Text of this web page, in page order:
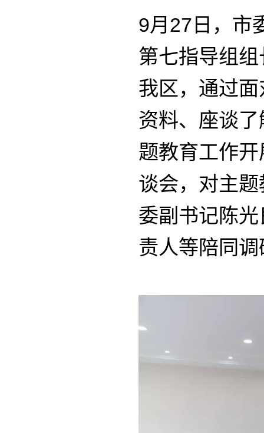
9月27日，市
第七指导组
我区，通过
资料、座谈
题教育工作
谈会，对主
委副书记陈
责人等陪同